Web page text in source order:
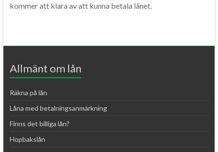
kommer att klara av att kunna betala lånet.
Allmänt om lån
Räkna på lån
Låna med betalningsanmärkning
Finns det billiga lån?
Hopbakslån